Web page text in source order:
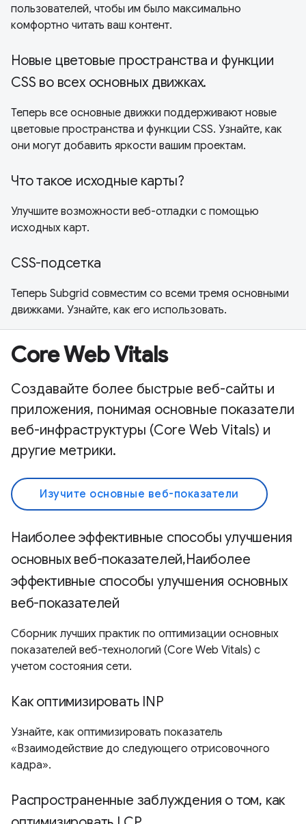
пользователей, чтобы им было максимально
комфортно читать ваш контент.
Новые цветовые пространства и функции
CSS во всех основных движках.
Теперь все основные движки поддерживают новые
цветовые пространства и функции CSS. Узнайте, как
они могут добавить яркости вашим проектам.
Что такое исходные карты?
Улучшите возможности веб-отладки с помощью
исходных карт.
CSS-подсетка
Теперь Subgrid совместим со всеми тремя основными
движками. Узнайте, как его использовать.
Core Web Vitals
Создавайте более быстрые веб-сайты и
приложения, понимая основные показатели
веб-инфраструктуры (Core Web Vitals) и
другие метрики.
Изучите основные веб-показатели
Наиболее эффективные способы улучшения
основных веб-показателей,Наиболее
эффективные способы улучшения основных
веб-показателей
Сборник лучших практик по оптимизации основных
показателей веб-технологий (Core Web Vitals) с
учетом состояния сети.
Как оптимизировать INP
Узнайте, как оптимизировать показатель
«Взаимодействие до следующего отрисовочного
кадра».
Распространенные заблуждения о том, как